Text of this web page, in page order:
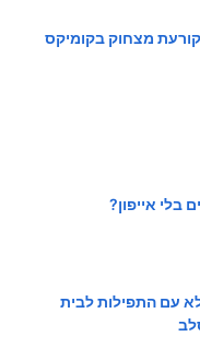
מצחוק בקומיקס
בלי אייפון?
עם התפילות לבית